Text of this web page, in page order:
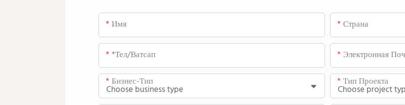
Имя Страна
*тел/ватсап Электронная
Бизнес-Тип Тип Проекта